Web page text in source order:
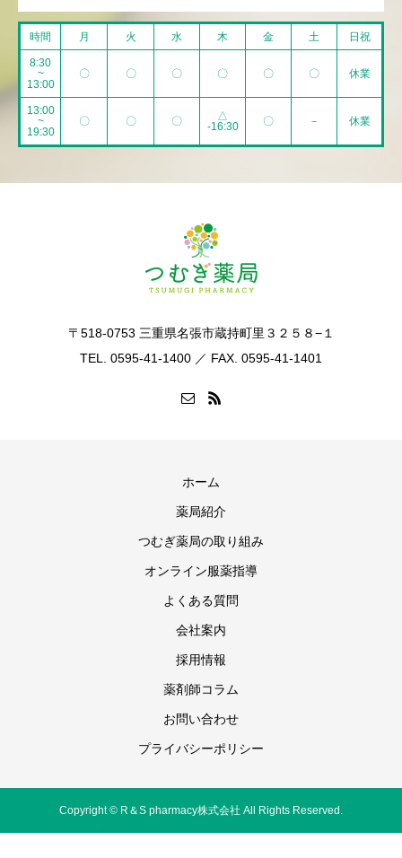
時間 月 火 水 木 金 土 日祝
8:30
~
13:00
〇 〇 〇 〇 〇 〇 休業
13:00
~
19:30
〇 〇 〇
△
-16:30
〇 － 休業
〒518-0753 三重県名張市蔵持町里３２５８−１
TEL. 0595-41-1400 ／ FAX. 0595-41-1401
ホーム
薬局紹介
つむぎ薬局の取り組み
オンライン服薬指導
よくある質問
会社案内
採用情報
薬剤師コラム
お問い合わせ
プライバシーポリシー
Copyright © R＆S pharmacy株式会社 All Rights Reserved.